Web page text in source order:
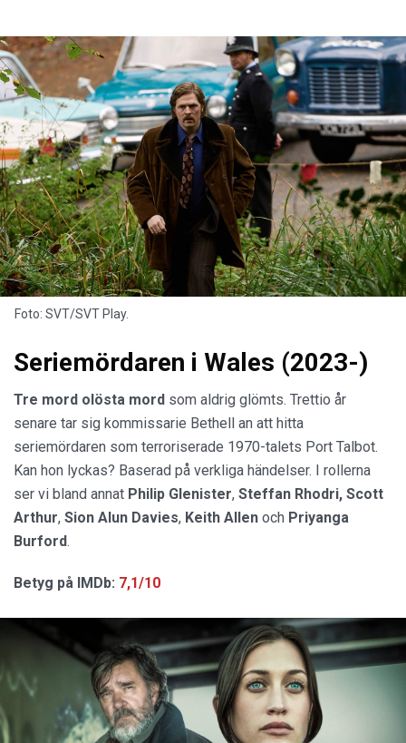
Foto: SVT/SVT Play.
Seriemördaren i Wales (2023-)
Tre mord olösta mord som aldrig glömts. Trettio år
senare tar sig kommissarie Bethell an att hitta
seriemördaren som terroriserade 1970-talets Port Talbot.
Kan hon lyckas? Baserad på verkliga händelser. I rollerna
ser vi bland annat Philip Glenister, Steffan Rhodri, Scott
Arthur, Sion Alun Davies, Keith Allen och Priyanga
Burford.
Betyg på IMDb: 7,1/10